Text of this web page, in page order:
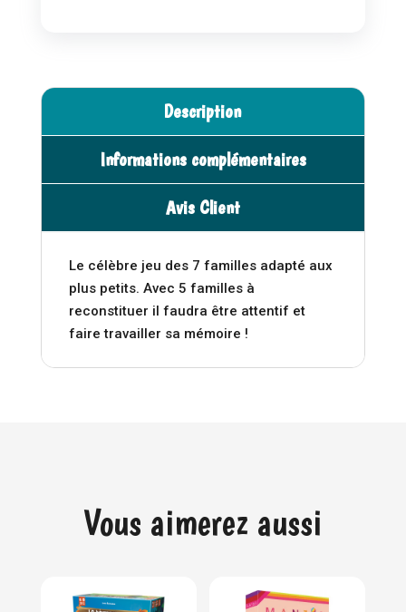
5
-
Auzou
a
i
e
Description
Informations complémentaires
Avis Client
Le célèbre jeu des 7 familles adapté aux
plus petits. Avec 5 familles à
reconstituer il faudra être attentif et
faire travailler sa mémoire !
Vous aimerez aussi